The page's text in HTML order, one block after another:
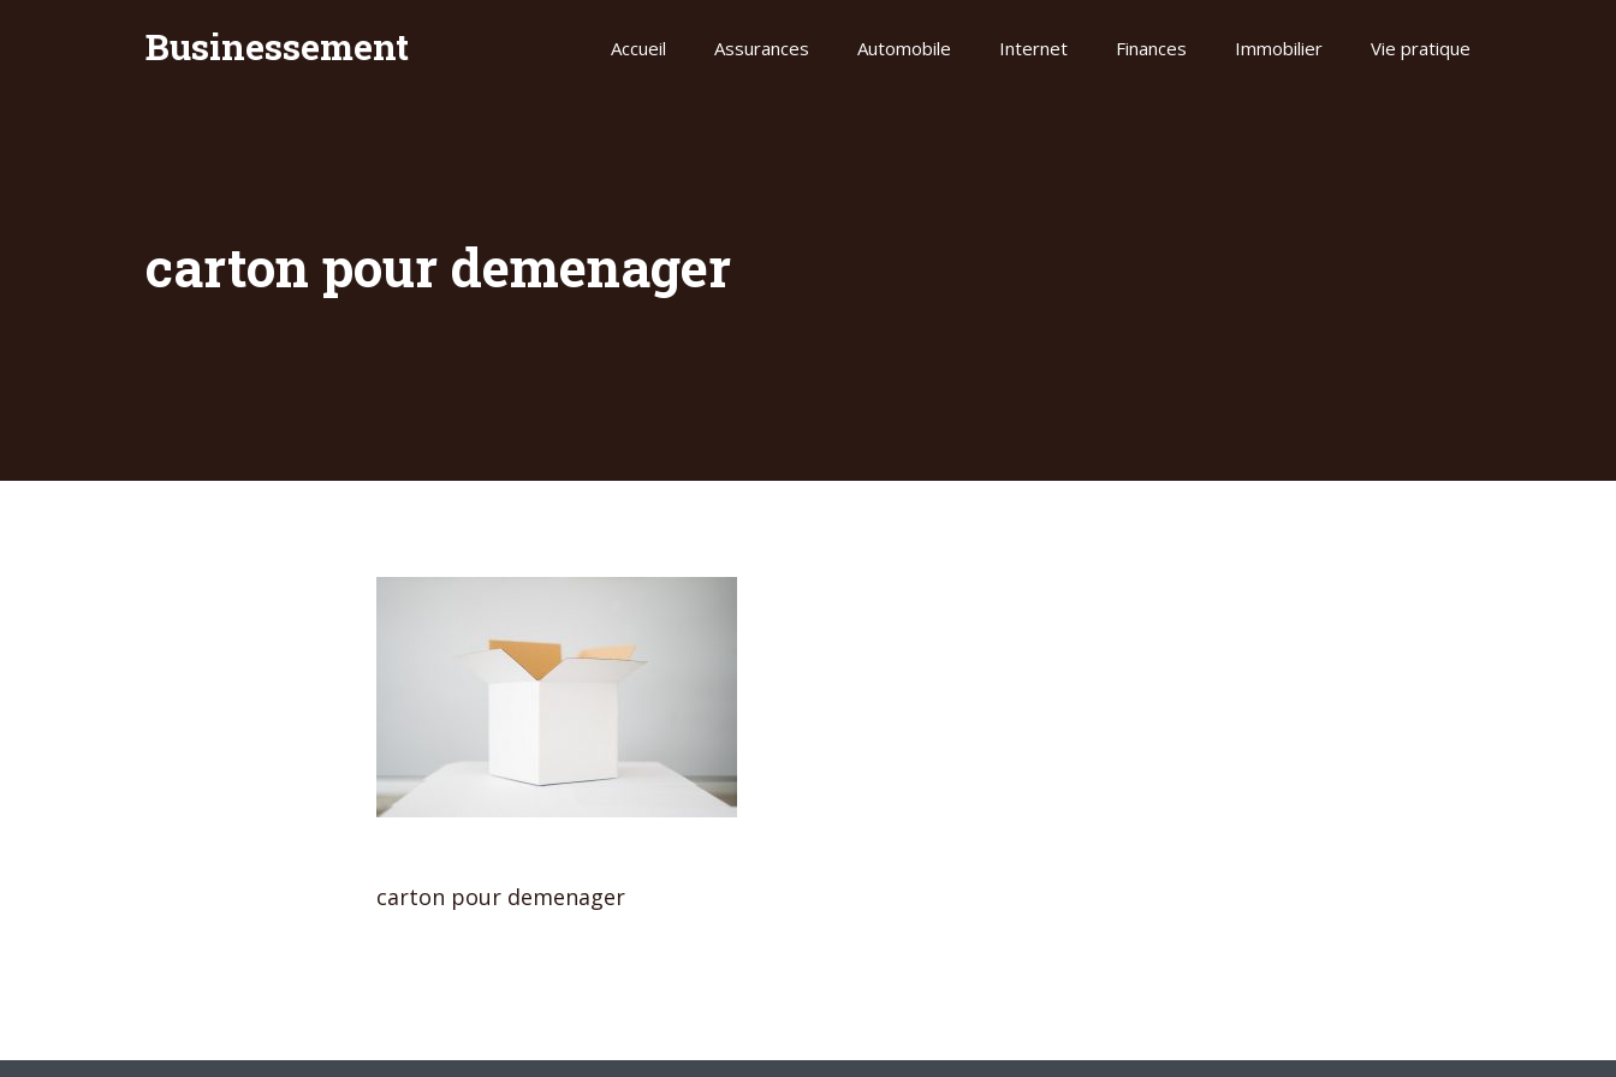
Businessement Accueil Assurances Automobile Internet Finances Immobilier Vie pratique
carton pour demenager
carton pour demenager